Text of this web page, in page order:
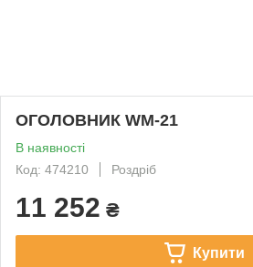
ОГОЛОВНИК WM-21
В наявності
Код: 474210
Роздріб
11 252 ₴
Купити